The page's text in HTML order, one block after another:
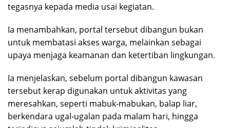
tegasnya kepada media usai kegiatan.
Ia menambahkan, portal tersebut dibangun bukan
untuk membatasi akses warga, melainkan sebagai
upaya menjaga keamanan dan ketertiban lingkungan.
Ia menjelaskan, sebelum portal dibangun kawasan
tersebut kerap digunakan untuk aktivitas yang
meresahkan, seperti mabuk-mabukan, balap liar,
berkendara ugal-ugalan pada malam hari, hingga